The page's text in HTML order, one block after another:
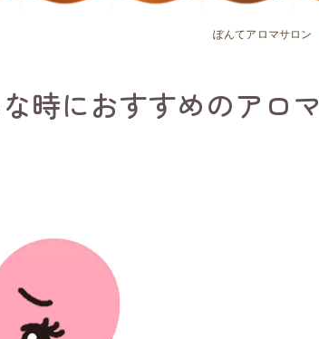
ぽんてアロマサロン
時におすすめのアロマ